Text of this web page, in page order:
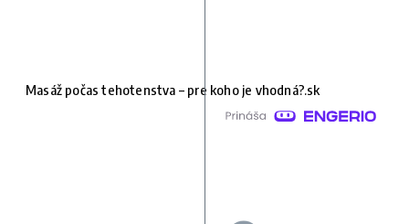
Masáž počas tehotenstva – pre koho je vhodná?.sk